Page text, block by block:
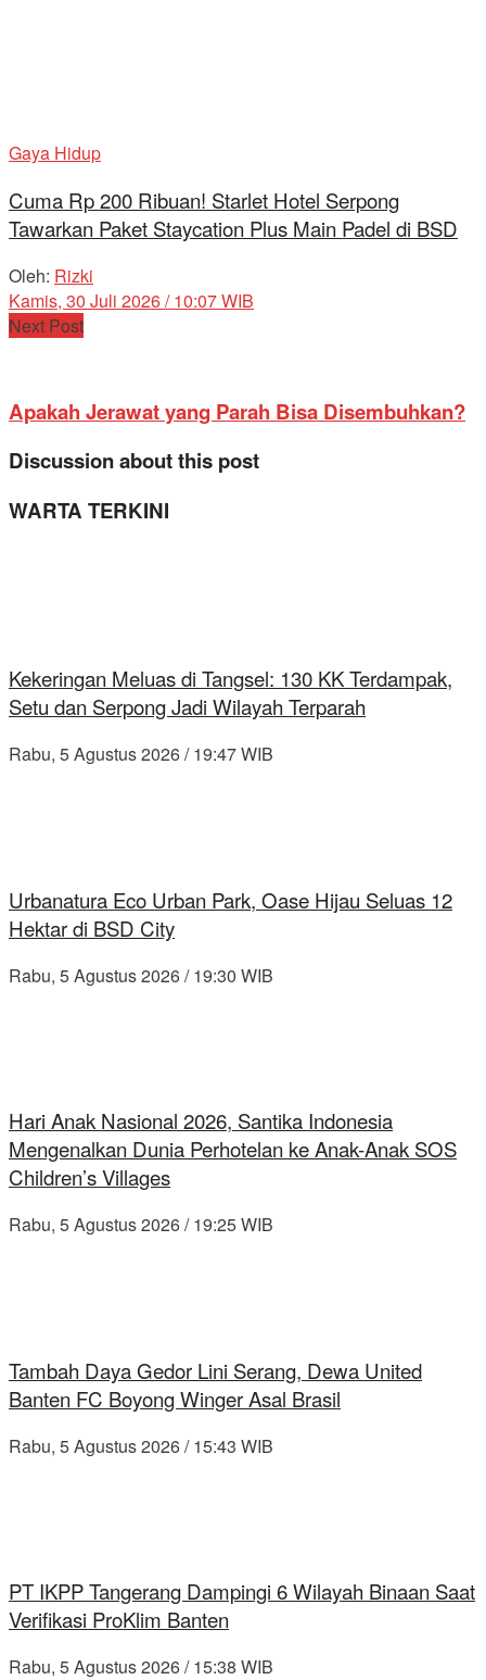
Gaya Hidup
Cuma Rp 200 Ribuan! Starlet Hotel Serpong
Tawarkan Paket Staycation Plus Main Padel di BSD
Oleh: Rizki
Kamis, 30 Juli 2026 / 10:07 WIB
Next Post
Apakah Jerawat yang Parah Bisa Disembuhkan?
Discussion about this post
WARTA TERKINI
Kekeringan Meluas di Tangsel: 130 KK Terdampak,
Setu dan Serpong Jadi Wilayah Terparah
Rabu, 5 Agustus 2026 / 19:47 WIB
Urbanatura Eco Urban Park, Oase Hijau Seluas 12
Hektar di BSD City
Rabu, 5 Agustus 2026 / 19:30 WIB
Hari Anak Nasional 2026, Santika Indonesia
Mengenalkan Dunia Perhotelan ke Anak-Anak SOS
Children’s Villages
Rabu, 5 Agustus 2026 / 19:25 WIB
Tambah Daya Gedor Lini Serang, Dewa United
Banten FC Boyong Winger Asal Brasil
Rabu, 5 Agustus 2026 / 15:43 WIB
PT IKPP Tangerang Dampingi 6 Wilayah Binaan Saat
Verifikasi ProKlim Banten
Rabu, 5 Agustus 2026 / 15:38 WIB